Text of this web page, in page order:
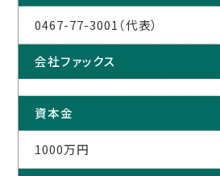
0467-77-3001（代表）
会社ファックス
資本金
1000万円